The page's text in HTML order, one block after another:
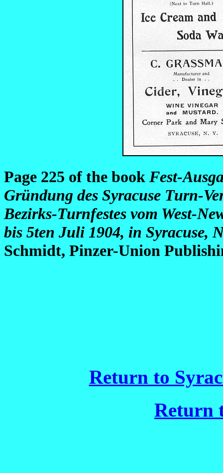
Page 225 of the book Fest-
Gründung des Syracuse Turn-
Bezirks-Turnfestes vom West-
bis 5ten Juli 1904, in Syracuse,
Schmidt, Pinzer-Union
Return to
Return